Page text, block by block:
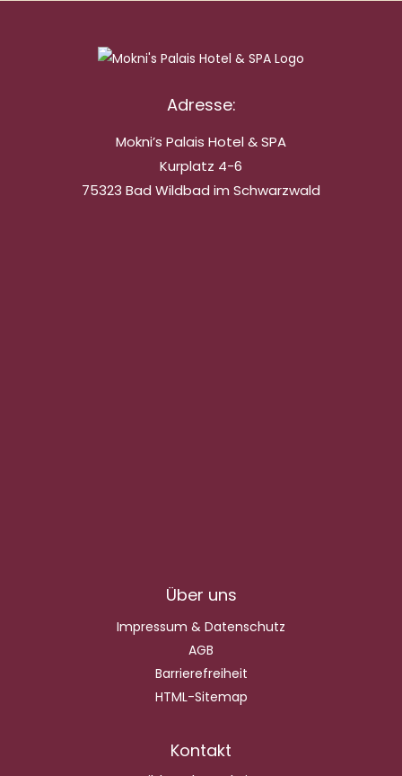
Adresse:
Mokni’s Palais Hotel & SPA
Kurplatz 4-6
75323 Bad Wildbad im Schwarzwald
Über uns
Impressum & Datenschutz
AGB
Barrierefreiheit
HTML-Sitemap
Kontakt